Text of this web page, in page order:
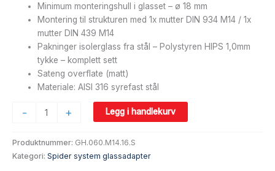
Minimum monteringshull i glasset – ø 18 mm
Montering til strukturen med 1x mutter DIN 934 M14 / 1x
mutter DIN 439 M14
Pakninger isolerglass fra stål – Polystyren HIPS 1,0mm
tykke – komplett sett
Sateng overflate (matt)
Materiale: AISI 316 syrefast stål
- + Legg i handlekurv
Produktnummer: GH.060.M14.16.S
Kategori: Spider system glassadapter